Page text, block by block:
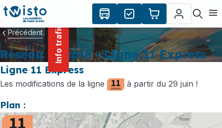
principal
Info trafic
Précédent
Réseau adapté - Ligne 11 Express
Ligne 11 Express
Les modifications de la ligne à partir du 29 juin !
Plan :
Panneau de gestion des cookies